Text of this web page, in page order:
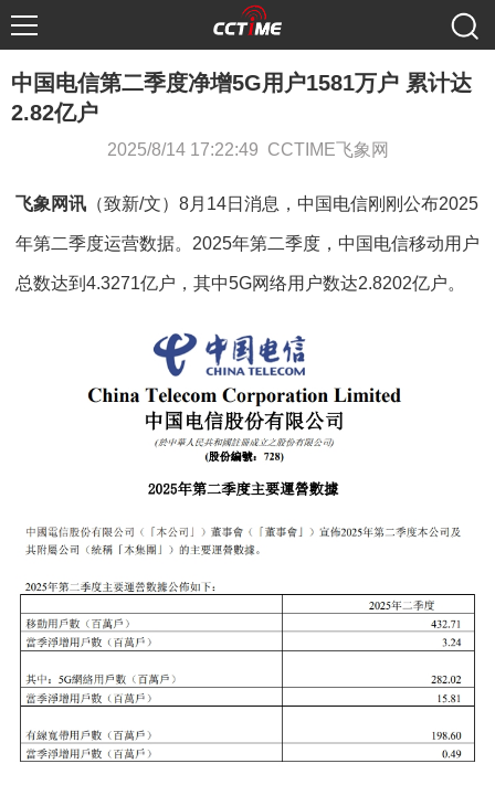
中国电信第二季度净增5G用户1581万户 累计达
2.82亿户
2025/8/14 17:22:49 CCTIME飞象网
飞象网讯 （致新/文）8月14日消息，中国电信刚刚公布2025
年第二季度运营数据。2025年第二季度，中国电信移动用户
总数达到4.3271亿户，其中5G网络用户数达2.8202亿户。